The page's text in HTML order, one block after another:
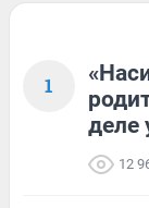
1
деле
12